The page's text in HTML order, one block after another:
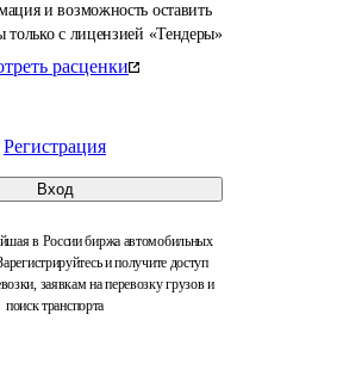
и возможность оставить
только с лицензией «Тендеры»
расценки
Регистрация
Вход
в России биржа автомобильных
и получите доступ
заявкам на перевозку грузов и
поиск транспорта